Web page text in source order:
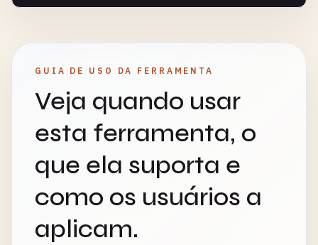
GUIA DE USO DA FERRAMENTA
Veja quando usar
esta ferramenta, o
que ela suporta e
como os usuários a
aplicam.